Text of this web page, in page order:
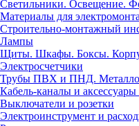
Светильники. Освещение.
Материалы для
Строительно-монтажный
Лампы
Щиты. Шкафы. Боксы.
Электросчетчики
Трубы ПВХ и ПНД.
Кабель-каналы и
Выключатели и розетки
Электроинструмент и